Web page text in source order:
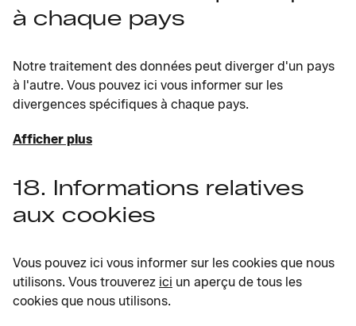
à chaque pays
Notre traitement des données peut diverger d'un pays
à l'autre. Vous pouvez ici vous informer sur les
divergences spécifiques à chaque pays.
Afficher plus
18. Informations relatives
aux cookies
Vous pouvez ici vous informer sur les cookies que nous
utilisons. Vous trouverez ici un aperçu de tous les
cookies que nous utilisons.